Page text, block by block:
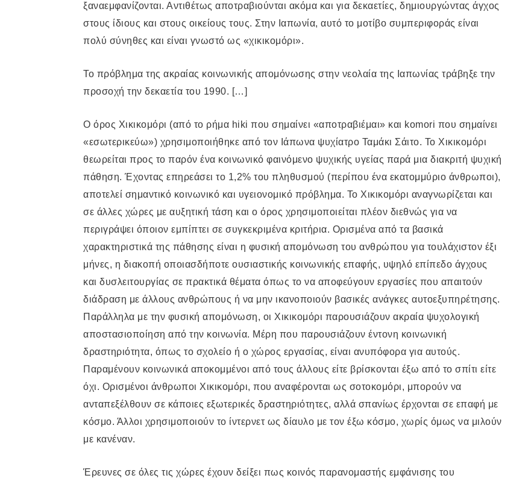
ξαναεμφανίζονται. Αντιθέτως αποτραβιούνται ακόμα και για δεκαετίες, δημιουργώντας άγχος
στους ίδιους και στους οικείους τους. Στην Ιαπωνία, αυτό το μοτίβο συμπεριφοράς είναι
πολύ σύνηθες και είναι γνωστό ως «χικικομόρι».
Το πρόβλημα της ακραίας κοινωνικής απομόνωσης στην νεολαία της Ιαπωνίας τράβηξε την
προσοχή την δεκαετία του 1990. […]
Ο όρος Χικικομόρι (από το ρήμα hiki που σημαίνει «αποτραβιέμαι» και komori που σημαίνει
«εσωτερικεύω») χρησιμοποιήθηκε από τον Ιάπωνα ψυχίατρο Ταμάκι Σάιτο. Το Χικικομόρι
θεωρείται προς το παρόν ένα κοινωνικό φαινόμενο ψυχικής υγείας παρά μια διακριτή ψυχική
πάθηση. Έχοντας επηρεάσει το 1,2% του πληθυσμού (περίπου ένα εκατομμύριο άνθρωποι),
αποτελεί σημαντικό κοινωνικό και υγειονομικό πρόβλημα. Το Χικικομόρι αναγνωρίζεται και
σε άλλες χώρες με αυξητική τάση και ο όρος χρησιμοποιείται πλέον διεθνώς για να
περιγράψει όποιον εμπίπτει σε συγκεκριμένα κριτήρια. Ορισμένα από τα βασικά
χαρακτηριστικά της πάθησης είναι η φυσική απομόνωση του ανθρώπου για τουλάχιστον έξι
μήνες, η διακοπή οποιασδήποτε ουσιαστικής κοινωνικής επαφής, υψηλό επίπεδο άγχους
και δυσλειτουργίας σε πρακτικά θέματα όπως το να αποφεύγουν εργασίες που απαιτούν
διάδραση με άλλους ανθρώπους ή να μην ικανοποιούν βασικές ανάγκες αυτοεξυπηρέτησης.
Παράλληλα με την φυσική απομόνωση, οι Χικικομόρι παρουσιάζουν ακραία ψυχολογική
αποστασιοποίηση από την κοινωνία. Μέρη που παρουσιάζουν έντονη κοινωνική
δραστηριότητα, όπως το σχολείο ή ο χώρος εργασίας, είναι ανυπόφορα για αυτούς.
Παραμένουν κοινωνικά αποκομμένοι από τους άλλους είτε βρίσκονται έξω από το σπίτι είτε
όχι. Ορισμένοι άνθρωποι Χικικομόρι, που αναφέρονται ως σοτοκομόρι, μπορούν να
ανταπεξέλθουν σε κάποιες εξωτερικές δραστηριότητες, αλλά σπανίως έρχονται σε επαφή με
κόσμο. Άλλοι χρησιμοποιούν το ίντερνετ ως δίαυλο με τον έξω κόσμο, χωρίς όμως να μιλούν
με κανέναν.
Έρευνες σε όλες τις χώρες έχουν δείξει πως κοινός παρανομαστής εμφάνισης του